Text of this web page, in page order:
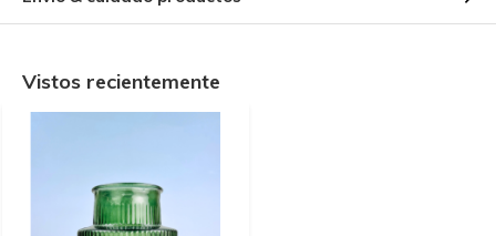
Vistos recientemente